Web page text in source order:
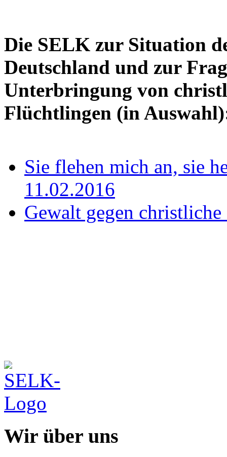
Die SELK zur Situation
Deutschland und zur
Unterbringung von
Flüchtlingen (in
Sie flehen mich an, sie
11.02.2016
Gewalt gegen
Wir über uns